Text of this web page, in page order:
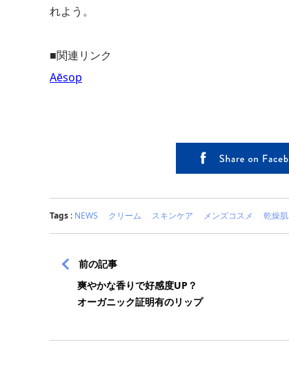
れよう。
■関連リンク
Aēsop
Tags : NEWS クリーム スキンケア メンズコスメ 乾燥肌
前の記事
爽やかな香りで好感度UP？
オーガニック証明有のリップ